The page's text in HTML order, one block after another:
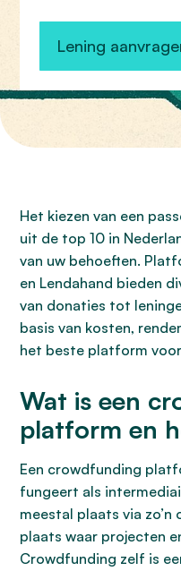
Lening
Het kiezen van een
uit de top 10 in
van uw behoeften.
en Lendahand bieden
van donaties tot
basis van kosten,
het beste platform
Wat is een
platform en
Een crowdfunding
fungeert als
meestal plaats via
plaats waar projecten
Crowdfunding zelf is